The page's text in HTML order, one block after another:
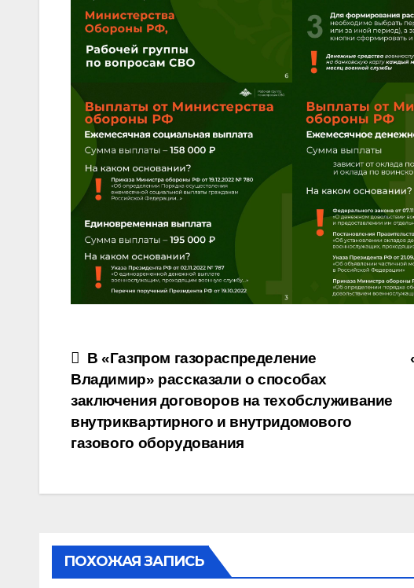
Навигация
по
записям
В «Газпром газораспределение
Владимир» рассказали о способах
заключения договоров на техобслуживание
внутриквартирного и внутридомового
газового оборудования
ПОХОЖАЯ ЗАПИСЬ